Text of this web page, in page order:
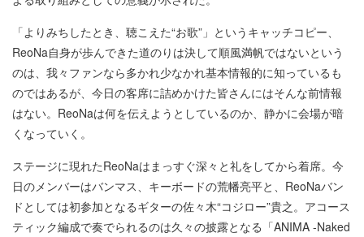
「よりみちしたとき、聴こえた“お歌”」というキャッチコピー、
ReoNa自身が歩んできた道のりは決して順風満帆ではないという
のは、我々ファンなら多かれ少なかれ基本情報的に知っているも
のではあるが、今日の客席に詰めかけた皆さんにはそんな前情報
はない。ReoNaは何を伝えようとしているのか、静かに会場が暗
くなっていく。
ステージに現れたReoNaはまっすぐ深々と礼をしてから着席。今
日のメンバーはバンマス、キーボードの荒幡亮平と、ReoNaバン
ドとしては初参加となるギターの佐々木“コジロー”貴之。アコース
ティック編成で奏でられるのは久々の披露となる「ANIMA -Naked